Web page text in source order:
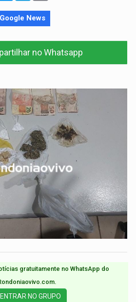
News
no Whatsapp
gratuitamente no WhatsApp do
ENTRAR NO GRUPO